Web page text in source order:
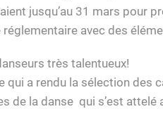
jusqu’au 31 mars pour
avec des
très talentueux!
qui a rendu la sélection des
de la danse qui s’est attelé